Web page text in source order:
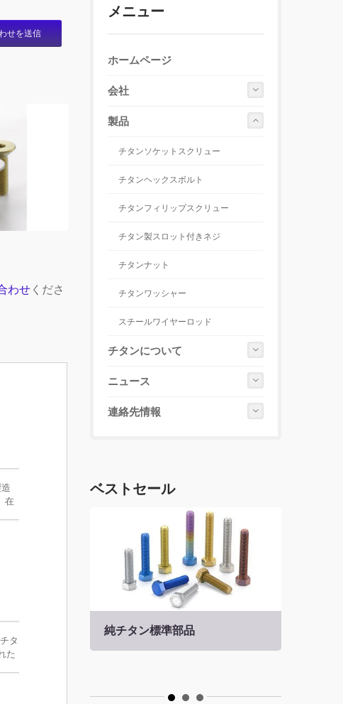
せを送信
わせ くださ
在
タ
た
メニュー
ホームページ
会社
製品
チタンソケットスクリュー
チタンヘックスボルト
チタンフィリップスクリュー
チタン製スロット付きネジ
チタンナット
チタンワッシャー
スチールワイヤーロッド
チタンについて
ニュース
連絡先情報
ベストセール
品
純チタン標準部品